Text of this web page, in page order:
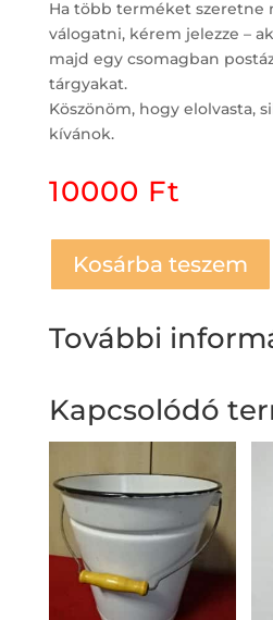
Ha több terméket szeretne
válogatni, kérem jelezze –
majd egy csomagban
tárgyakat.
Köszönöm, hogy elolvasta,
kívánok.
10000 Ft
Kosárba teszem
További
Kapcsolódó